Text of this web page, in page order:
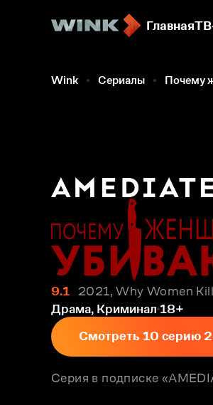
Главная
Wink Сериалы Почему
9.1
2021, Why Women Kill
Драма, Криминал 18+
Смотреть 10 серию 2
Серия в подписке